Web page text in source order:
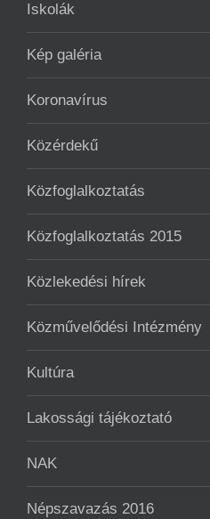
Iskolák
Kép galéria
Koronavírus
Közérdekű
Közfoglalkoztatás
Közfoglalkoztatás 2015
Közlekedési hírek
Közművelődési Intézmény
Kultúra
Lakossági tájékoztató
NAK
Népszavazás 2016